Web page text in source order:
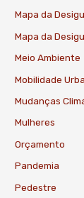
Mapa da
Mapa da
Meio Ambiente
Mobilidade
Mudanças
Mulheres
Orçamento
Pandemia
Pedestre